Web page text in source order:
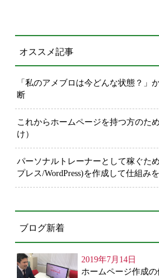
オススメ記事
「私のアメブロは今どんな状態？」
断
これからホームページを持つ方のた
け）
パーソナルトレーナーとして稼ぐた
プレス/WordPress)を作成して仕組み
ブログ新着
2019年7月14日
ホームページ作成